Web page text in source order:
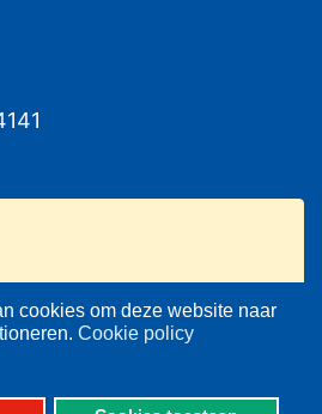
cookies om deze website naar
Cookie policy
your twitter API
ultimate plugin